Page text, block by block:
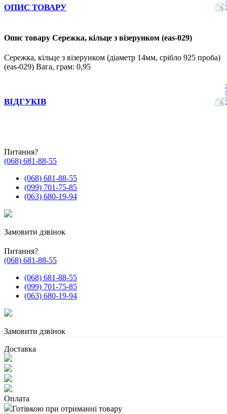
ОПИС ТОВАРУ
Опис товару Сережка, кільце з візерунком (eas-029)
Сережка, кільце з візерунком (діаметр 14мм, срібло 925 проба)
(eas-029) Вага, грам: 0,95
ВІДГУКІВ
Питання?
(068) 681-88-55
(068) 681-88-55
(099) 701-75-85
(063) 680-19-94
Замовити дзвінок
Питання?
(068) 681-88-55
(068) 681-88-55
(099) 701-75-85
(063) 680-19-94
Замовити дзвінок
Доставка
Оплата
Готівкою при отриманні товару